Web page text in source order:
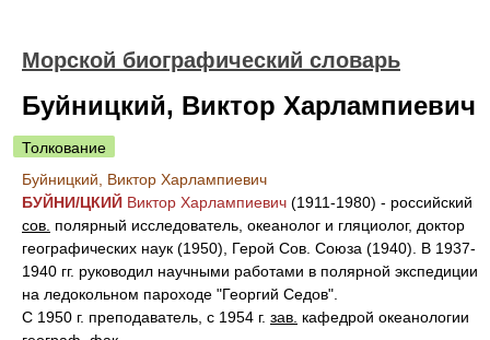
Морской биографический словарь
Буйницкий, Виктор Харлампиевич
Толкование
Буйницкий, Виктор Харлампиевич
БУЙНИ/ЦКИЙ Виктор Харлампиевич (1911-1980) - российский
сов. полярный исследователь, океанолог и гляциолог, доктор
географических наук (1950), Герой Сов. Союза (1940). В 1937-
1940 гг. руководил научными работами в полярной экспедиции
на ледокольном пароходе "Георгий Седов".
С 1950 г. преподаватель, с 1954 г. зав. кафедрой океанологии